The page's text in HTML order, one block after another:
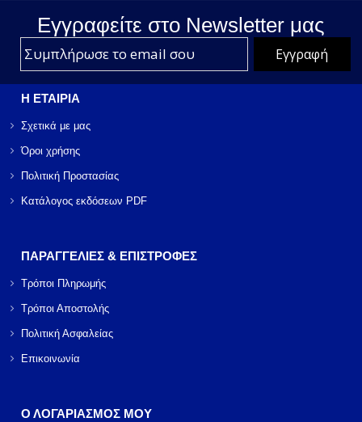
Εγγραφείτε στο Νewsletter μας
Η ΕΤΑΙΡΙΑ
Σχετικά με μας
Όροι χρήσης
Πολιτική Προστασίας
Κατάλογος εκδόσεων PDF
ΠΑΡΑΓΓΕΛΙΕΣ & ΕΠΙΣΤΡΟΦΕΣ
Τρόποι Πληρωμής
Τρόποι Αποστολής
Πολιτική Ασφαλείας
Επικοινωνία
Ο ΛΟΓΑΡΙΑΣΜΟΣ ΜΟΥ